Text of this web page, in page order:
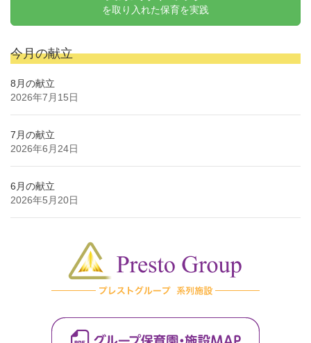
を取り入れた保育を実践
今月の献立
8月の献立
2026年7月15日
7月の献立
2026年6月24日
6月の献立
2026年5月20日